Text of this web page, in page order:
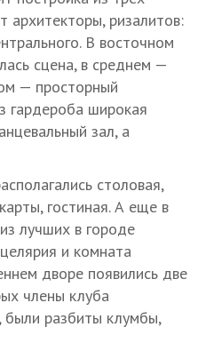
архитекторы, ризалитов:
В восточном
сцена, в среднем —
— просторный
гардероба широкая
зал, а
столовая,
гостиная. А еще в
лучших в городе
и комната
дворе появились две
члены клуба
были разбиты клумбы,